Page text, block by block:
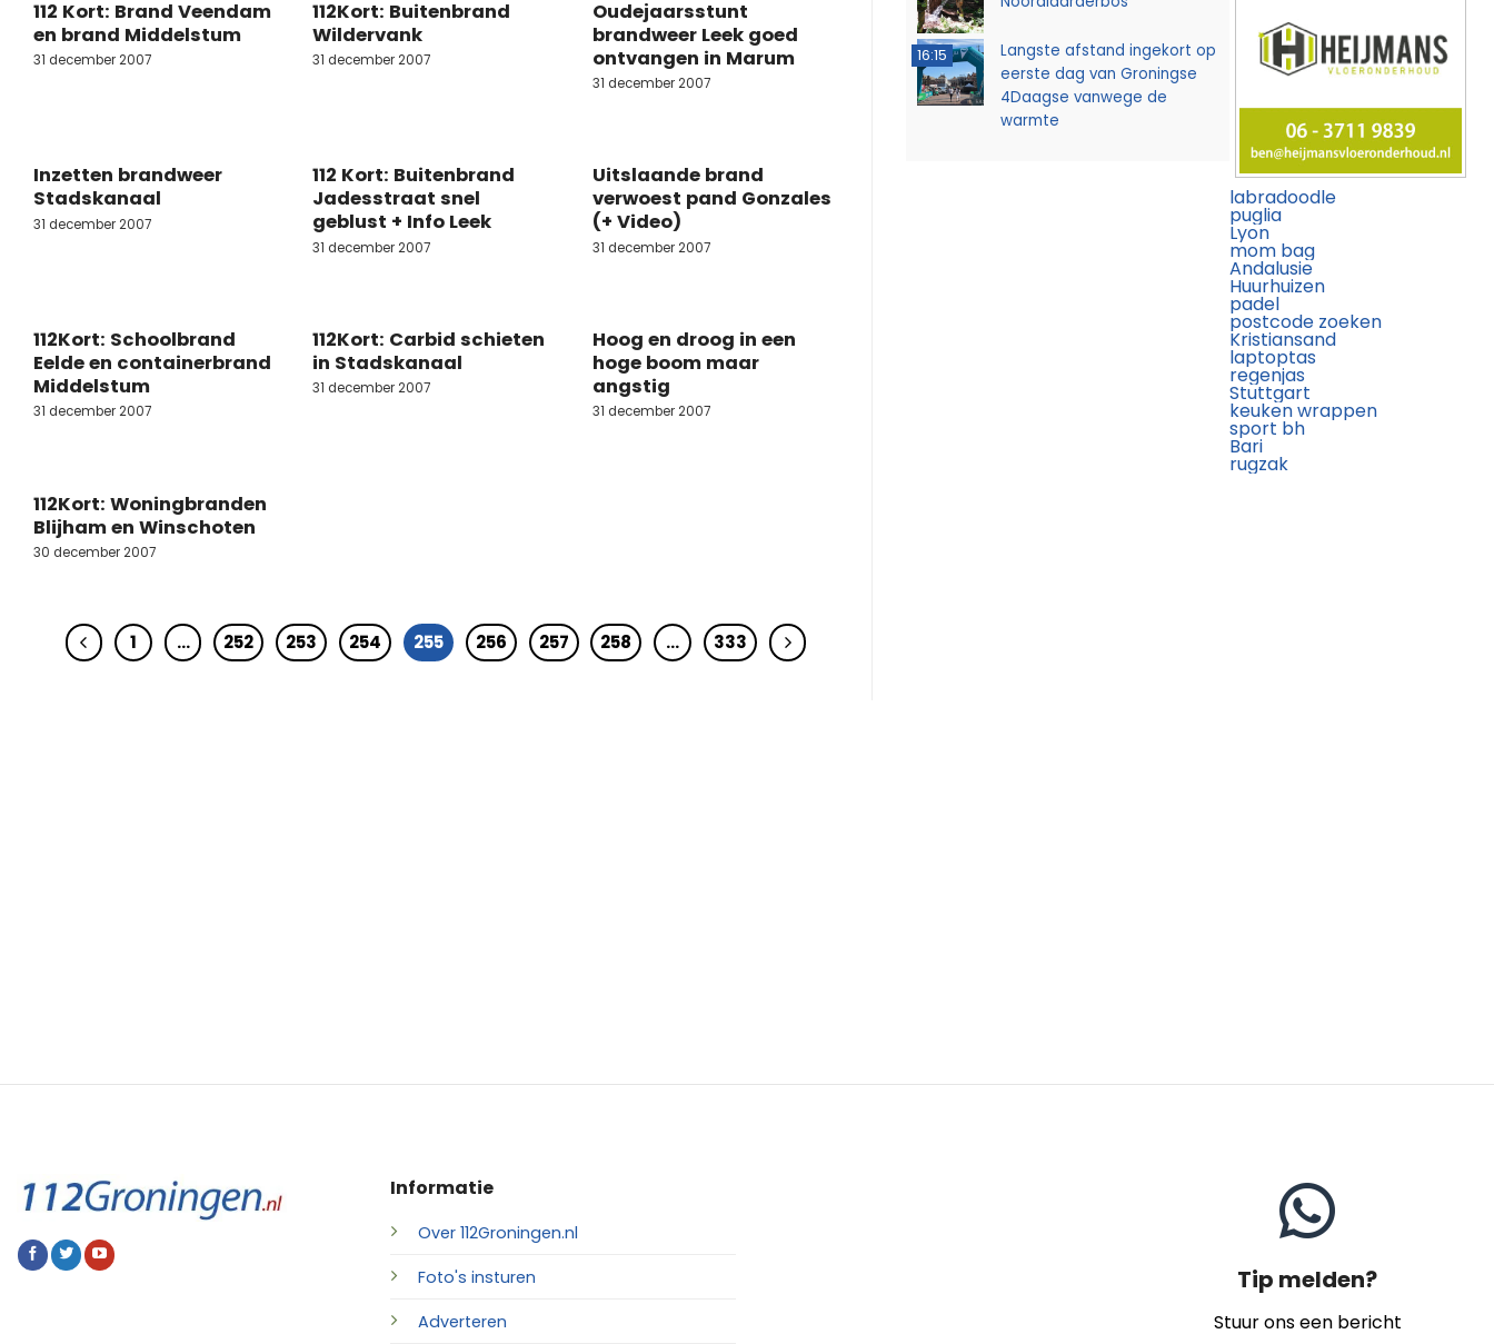
112 Kort: Brand Veendam
en brand Middelstum
31 december 2007
112Kort: Buitenbrand
Wildervank
31 december 2007
Oudejaarsstunt
brandweer Leek goed
ontvangen in Marum
31 december 2007
Inzetten brandweer
Stadskanaal
31 december 2007
112 Kort: Buitenbrand
Jadesstraat snel
geblust + Info Leek
31 december 2007
Uitslaande brand
verwoest pand Gonzales
(+ Video)
31 december 2007
112Kort: Schoolbrand
Eelde en containerbrand
Middelstum
31 december 2007
112Kort: Carbid schieten
in Stadskanaal
31 december 2007
Hoog en droog in een
hoge boom maar
angstig
31 december 2007
112Kort: Woningbranden
Blijham en Winschoten
30 december 2007
1 … 252 253 254 255 256 257 258 … 333
16:15
Langste afstand ingekort op
eerste dag van Groningse
4Daagse vanwege de
warmte
labradoodle
puglia
Lyon
mom bag
Andalusie
Huurhuizen
padel
postcode zoeken
Kristiansand
laptoptas
regenjas
Stuttgart
keuken wrappen
sport bh
Bari
rugzak
Informatie
Over 112Groningen.nl
Foto's insturen
Adverteren
Tip melden?
Stuur ons een bericht